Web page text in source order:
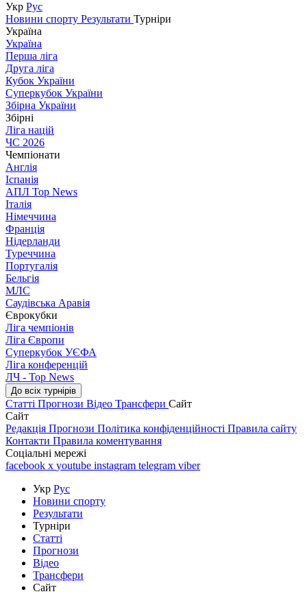
Укр Рус
Новини спорту Результати Турніри
Україна
Україна
Перша ліга
Друга ліга
Кубок України
Суперкубок України
Збірна України
Збірні
Ліга націй
ЧС 2026
Чемпіонати
Англія
Іспанія
АПЛ Top News
Італія
Німеччина
Франція
Нідерланди
Туреччина
Португалія
Бельгія
МЛС
Саудівська Аравія
Єврокубки
Ліга чемпіонів
Ліга Європи
Суперкубок УЄФА
Ліга конференцій
ЛЧ - Top News
До всіх турнірів
Статті Прогнози Відео Трансфери Сайт
Сайт
Редакція Прогнози Політика конфіденційності Правила сайту
Контакти Правила коментування
Соціальні мережі
facebook x youtube instagram telegram viber
Укр Рус
Новини спорту
Результати
Турніри
Статті
Прогнози
Відео
Трансфери
Сайт